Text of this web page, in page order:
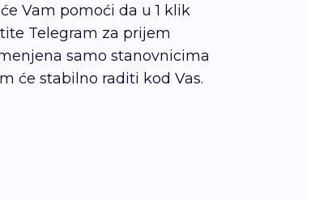
Vam pomoći da u 1 klik
Telegram za prijem
samo stanovnicima
će stabilno raditi kod Vas.